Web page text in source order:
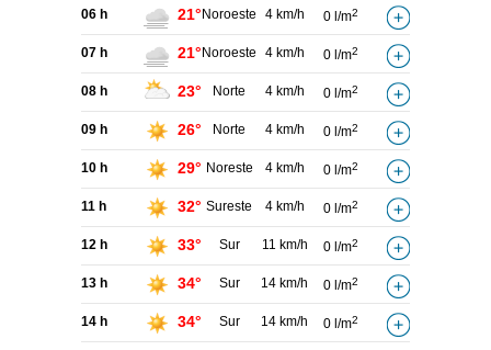
06 h 21° Noroeste 4 km/h 0 l/m2
07 h 21° Noroeste 4 km/h 0 l/m2
08 h 23° Norte 4 km/h 0 l/m2
09 h 26° Norte 4 km/h 0 l/m2
10 h 29° Noreste 4 km/h 0 l/m2
11 h 32° Sureste 4 km/h 0 l/m2
12 h 33° Sur 11 km/h 0 l/m2
13 h 34° Sur 14 km/h 0 l/m2
14 h 34° Sur 14 km/h 0 l/m2